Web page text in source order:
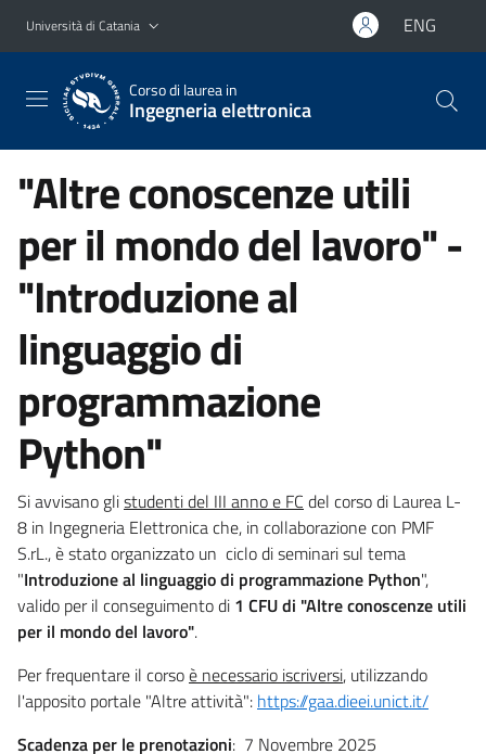
Vai al contenuto principale
Vai al menu di navigazione
Università di Catania ENG
Corso di laurea in
Ingegneria elettronica
"Altre conoscenze utili
per il mondo del lavoro" -
"Introduzione al
linguaggio di
programmazione
Python"
Si avvisano glistudenti del III anno e FC del corso di Laurea L-
8 in Ingegneria Elettronica che, in collaborazione con PMF
S.rL., è stato organizzato un ciclo di seminari sul tema
"Introduzione al linguaggio di programmazione Python",
valido per il conseguimento di 1 CFU di "Altre conoscenze utili
per il mondo del lavoro".
Per frequentare il corsoè necessario iscriversi, utilizzando
l'apposito portale "Altre attività": https://gaa.dieei.unict.it/
Scadenza per le prenotazioni: 7 Novembre 2025